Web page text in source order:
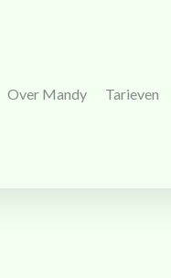
Over Mandy Tarieven